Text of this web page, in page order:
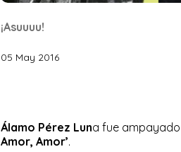
¡Asuuuu!
05 May 2016
Álamo Pérez Luna fue
Amor, Amor’.